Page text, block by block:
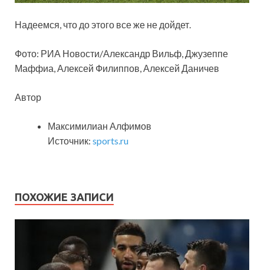
Надеемся, что до этого все же не дойдет.
Фото: РИА Новости/Александр Вильф, Джузеппе
Маффиа, Алексей Филиппов, Алексей Даничев
Автор
Максимилиан Алфимов
Источник: sports.ru
ПОХОЖИЕ ЗАПИСИ